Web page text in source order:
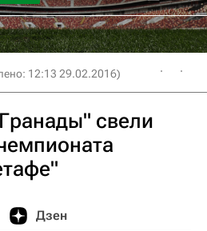
12:13 29.02.2016)
свели
Дзен